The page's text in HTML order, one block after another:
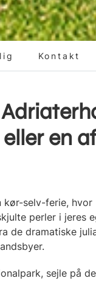
Kontakt
en
kør-selv-ferie,
perler i jeres
de dramatiske
sejle på